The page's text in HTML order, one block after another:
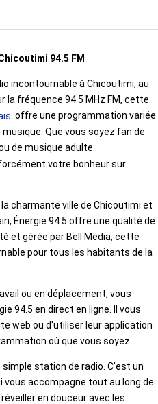
94.5 FM
incontournable à Chicoutimi, au
la fréquence 94.5 MHz FM, cette
. offre une programmation variée
Que vous soyez fan de
de musique adulte
votre bonheur sur
charmante ville de Chicoutimi et
Énergie 94.5 offre une qualité de
et gérée par Bell Media, cette
pour tous les habitants de la
ou en déplacement, vous
94.5 en direct en ligne. Il vous
web ou d'utiliser leur application
où que vous soyez.
simple station de radio. C'est un
accompagne tout au long de
en douceur avec les